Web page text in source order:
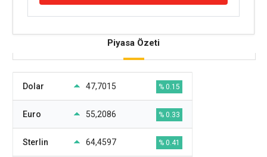
Piyasa Özeti
Dolar 47,7015 % 0.15
Euro 55,2086 % 0.33
Sterlin 64,4597 % 0.41